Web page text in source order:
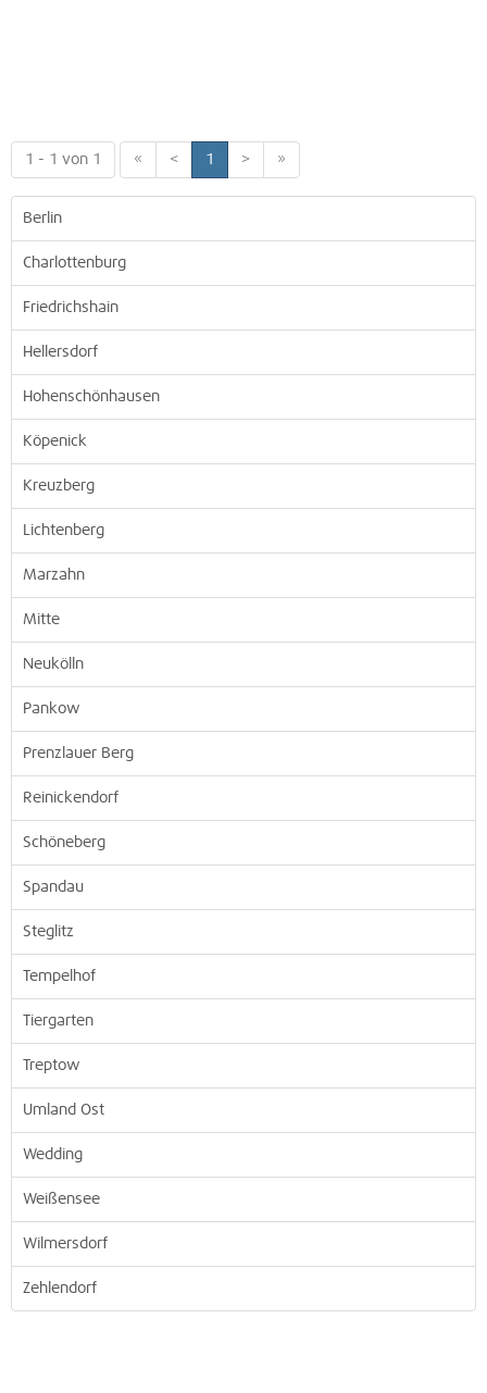
1 - 1 von 1 « < 1 > »
Berlin
Charlottenburg
Friedrichshain
Hellersdorf
Hohenschönhausen
Köpenick
Kreuzberg
Lichtenberg
Marzahn
Mitte
Neukölln
Pankow
Prenzlauer Berg
Reinickendorf
Schöneberg
Spandau
Steglitz
Tempelhof
Tiergarten
Treptow
Umland Ost
Wedding
Weißensee
Wilmersdorf
Zehlendorf